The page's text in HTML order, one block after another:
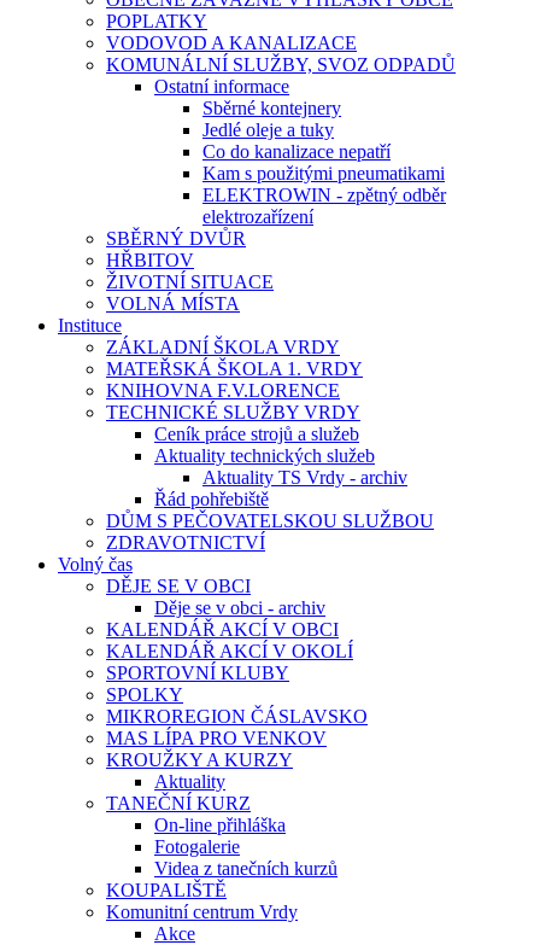
POPLATKY
VODOVOD A KANALIZACE
KOMUNÁLNÍ SLUŽBY, SVOZ ODPADŮ
Ostatní informace
Sběrné kontejnery
Jedlé oleje a tuky
Co do kanalizace nepatří
Kam s použitými pneumatikami
ELEKTROWIN - zpětný odběr
elektrozařízení
SBĚRNÝ DVŮR
HŘBITOV
ŽIVOTNÍ SITUACE
VOLNÁ MÍSTA
Instituce
ZÁKLADNÍ ŠKOLA VRDY
MATEŘSKÁ ŠKOLA 1. VRDY
KNIHOVNA F.V.LORENCE
TECHNICKÉ SLUŽBY VRDY
Ceník práce strojů a služeb
Aktuality technických služeb
Aktuality TS Vrdy - archiv
Řád pohřebiště
DŮM S PEČOVATELSKOU SLUŽBOU
ZDRAVOTNICTVÍ
Volný čas
DĚJE SE V OBCI
Děje se v obci - archiv
KALENDÁŘ AKCÍ V OBCI
KALENDÁŘ AKCÍ V OKOLÍ
SPORTOVNÍ KLUBY
SPOLKY
MIKROREGION ČÁSLAVSKO
MAS LÍPA PRO VENKOV
KROUŽKY A KURZY
Aktuality
TANEČNÍ KURZ
On-line přihláška
Fotogalerie
Videa z tanečních kurzů
KOUPALIŠTĚ
Komunitní centrum Vrdy
Akce